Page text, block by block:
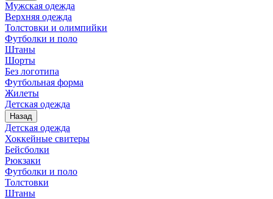
Мужская одежда
Верхняя одежда
Толстовки и олимпийки
Футболки и поло
Штаны
Шорты
Без логотипа
Футбольная форма
Жилеты
Детская одежда
Назад
Детская одежда
Хоккейные свитеры
Бейсболки
Рюкзаки
Футболки и поло
Толстовки
Штаны